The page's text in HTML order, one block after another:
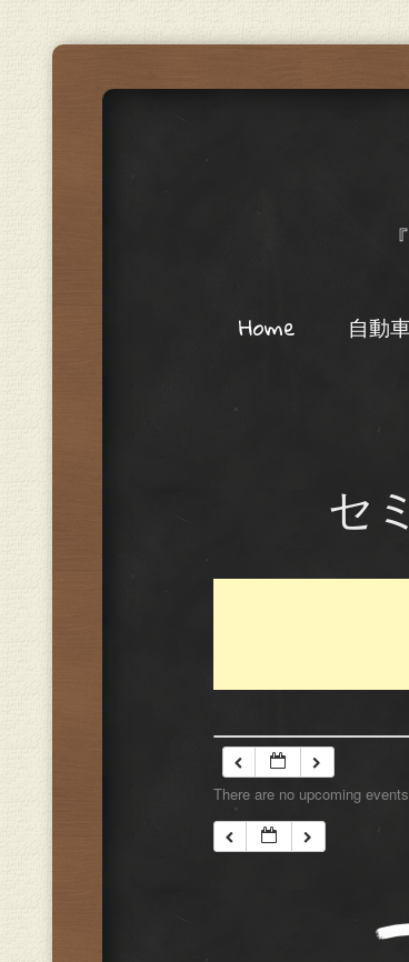
Menu
Skip to content
Home 自動
セ
There are no upcoming